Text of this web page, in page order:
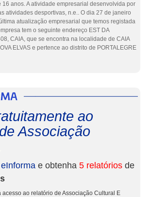
16 anos. A atividade empresarial desenvolvida por
atividades desportivas, n.e.. O dia 27 de janeiro
atualização empresarial que temos registada
tem o seguinte endereço EST DA
CAIA, que se encontra na localidade de CAIA
ELVAS e pertence ao distrito de PORTALEGRE
ao
Associação
eInforma e obtenha 5 relatórios de
acesso ao relatório de Associação Cultural E